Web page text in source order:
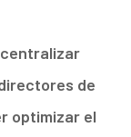
de
optimizar el